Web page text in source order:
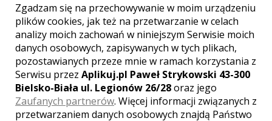
Twoja ocena lokalu:
Zgadzam się na przechowywanie w moim urządzeniu
plików cookies, jak też na przetwarzanie w celach
analizy moich zachowań w niniejszym Serwisie moich
danych osobowych, zapisywanych w tych plikach,
pozostawianych przeze mnie w ramach korzystania z
Serwisu przez Aplikuj.pl Paweł Strykowski 43-300
Bielsko-Biała ul. Legionów 26/28oraz jego
Zaufanych partnerów. Więcej informacji związanych z
przetwarzaniem danych osobowych znajdą Państwo